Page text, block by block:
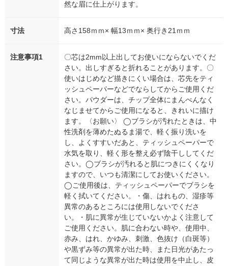
然な眉に仕上がります。
寸法 高さ158ｍｍ× 幅13ｍｍ× 奥行き21ｍｍ
注意事項1
〇芯は2mm以上出してお使いにならないでくだ
さい。出しすぎると折れることがあります。〇
使いはじめなど描きにくい場合は、芯先をティ
ッシュペーパーなどでならしてからご使用くだ
さい。パウダーは、チップ全体にまんべんなく
なじませてからご使用になると、きれいに描け
ます。〈お願い〉 ◯ブラシが汚れたときは、中
性洗剤を薄めたぬるま湯で、軽く振り洗いを
し、よくすすいだあと、ティッシュペーパーで
水気を取り、軽く形を整え必ず陰干ししてくだ
さい。◯ブラシが汚れると肌につきにくくなり
ますので、いつも清潔にしてお使いください。
◯ご使用後は、ティッシュペーパーでブラシを
軽く拭いてください。・傷、はれもの、湿疹等
異常のあるところには使用しないでくださ
い。・肌に異常が生じていないかよく注意して
ご使用ください。肌に合わない時や、使用中、
赤み、はれ、かゆみ、刺激、色抜け（白斑等）
や黒ずみ等の異常が出た時、また日光があたっ
て同じような異常が出た時は使用を中止し、皮